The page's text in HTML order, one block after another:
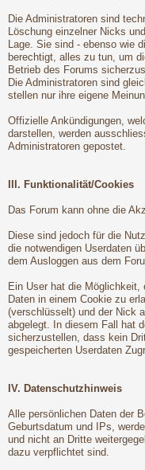
Die Administratoren sind
Löschung einzelner Nicks
Lage. Sie sind - ebenso wie
berechtigt, alles zu tun, um
Betrieb des Forums
Die Administratoren sind
stellen nur ihre eigene
Offizielle Ankündigungen,
darstellen, werden
Administratoren gepostet.
III. Funktionalität/Cookies
Das Forum kann ohne die
Diese sind jedoch für die
die notwendigen Userdaten
dem Ausloggen aus dem
Ein User hat die Möglichkeit,
Daten in einem Cookie zu
(verschlüsselt) und der Nick
abgelegt. In diesem Fall hat
sicherzustellen, dass kein
gespeicherten Userdaten
IV. Datenschutzhinweis
Alle persönlichen Daten der
Geburtsdatum und IPs,
und nicht an Dritte
dazu verpflichtet sind.